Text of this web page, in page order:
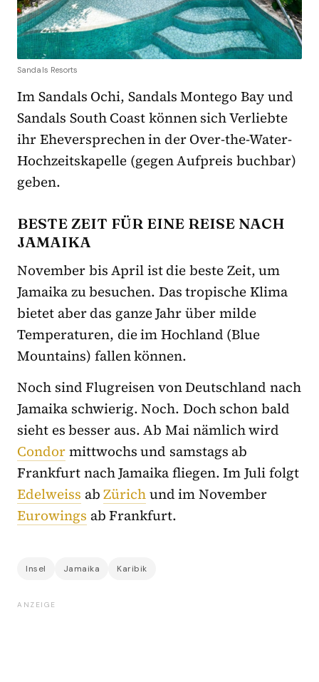
Sandals Resorts
Im Sandals Ochi, Sandals Montego Bay und
Sandals South Coast können sich Verliebte
ihr Eheversprechen in der Over-the-Water-
Hochzeitskapelle (gegen Aufpreis buchbar)
geben.
BESTE ZEIT FÜR EINE REISE NACH
JAMAIKA
November bis April ist die beste Zeit, um
Jamaika zu besuchen. Das tropische Klima
bietet aber das ganze Jahr über milde
Temperaturen, die im Hochland (Blue
Mountains) fallen können.
Noch sind Flugreisen von Deutschland nach
Jamaika schwierig. Noch. Doch schon bald
sieht es besser aus. Ab Mai nämlich wird
Condormittwochs und samstags ab
Frankfurt nach Jamaika fliegen. Im Juli folgt
Edelweiss abZürichund im November
Eurowings ab Frankfurt.
Insel Jamaika Karibik
ANZEIGE